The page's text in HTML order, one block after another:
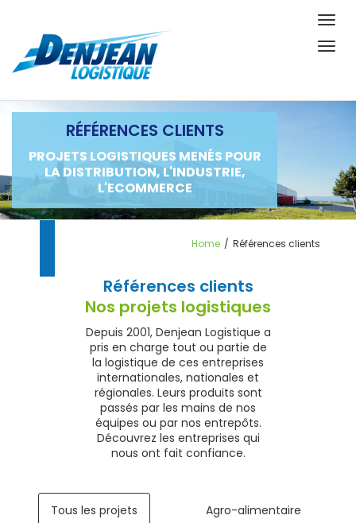
RÉFÉRENCES CLIENTS
PROJETS LOGISTIQUES MENÉS POUR
LA DISTRIBUTION, L'INDUSTRIE,
L'ECOMMERCE
Home / Références clients
Références clients
Nos projets logistiques
Depuis 2001, Denjean Logistique a
pris en charge tout ou partie de
la logistique de ces entreprises
internationales, nationales et
régionales. Leurs produits sont
passés par les mains de nos
équipes ou par nos entrepôts.
Découvrez les entreprises qui
nous ont fait confiance.
Tous les projets Agro-alimentaire